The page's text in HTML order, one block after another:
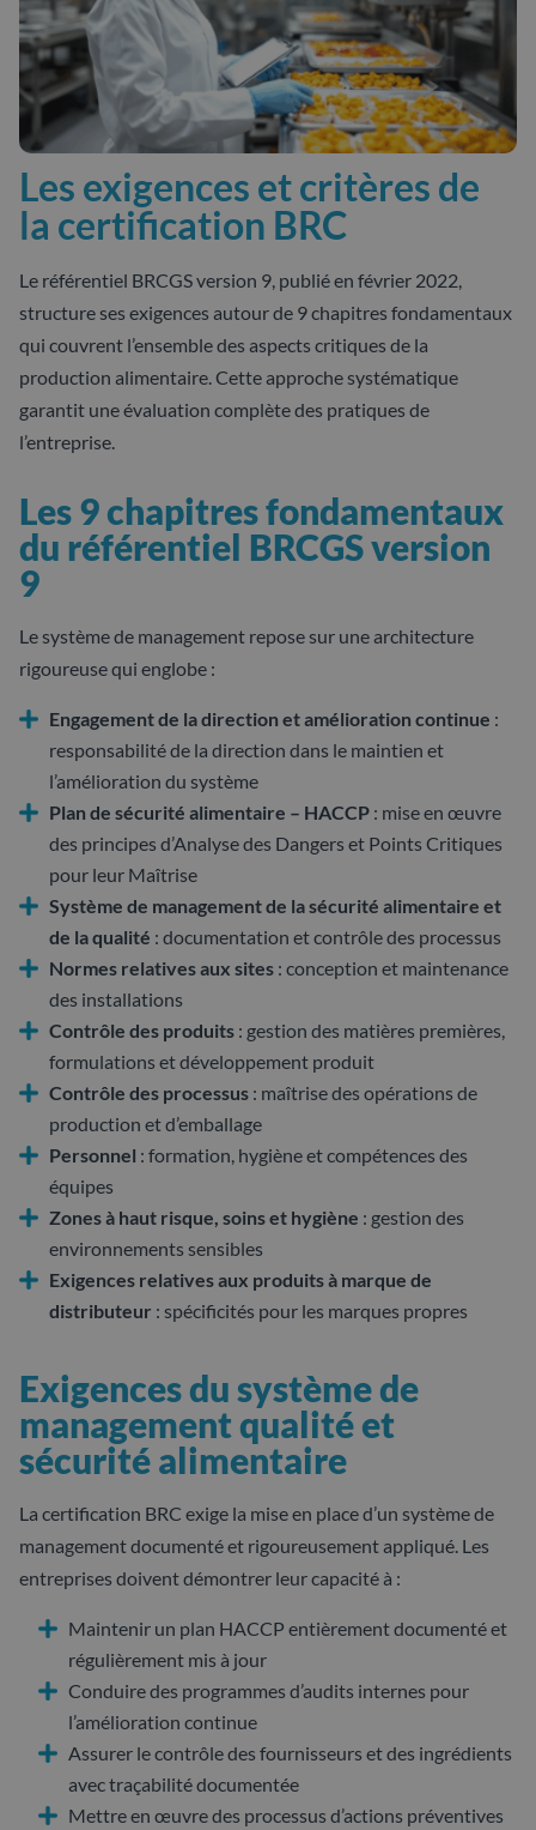
Les exigences et critères de
la certification BRC
Le référentiel BRCGS version 9, publié en février 2022,
structure ses exigences autour de 9 chapitres fondamentaux
qui couvrent l’ensemble des aspects critiques de la
production alimentaire. Cette approche systématique
garantit une évaluation complète des pratiques de
l’entreprise.
Les 9 chapitres fondamentaux
du référentiel BRCGS version
9
Le système de management repose sur une architecture
rigoureuse qui englobe :
Engagement de la direction et amélioration continue :
responsabilité de la direction dans le maintien et
l’amélioration du système
Plan de sécurité alimentaire – HACCP : mise en œuvre
des principes d’Analyse des Dangers et Points Critiques
pour leur Maîtrise
Système de management de la sécurité alimentaire et
de la qualité : documentation et contrôle des processus
Normes relatives aux sites : conception et maintenance
des installations
Contrôle des produits : gestion des matières premières,
formulations et développement produit
Contrôle des processus : maîtrise des opérations de
production et d’emballage
Personnel : formation, hygiène et compétences des
équipes
Zones à haut risque, soins et hygiène : gestion des
environnements sensibles
Exigences relatives aux produits à marque de
distributeur : spécificités pour les marques propres
Exigences du système de
management qualité et
sécurité alimentaire
La certification BRC exige la mise en place d’un système de
management documenté et rigoureusement appliqué. Les
entreprises doivent démontrer leur capacité à :
Maintenir un plan HACCP entièrement documenté et
régulièrement mis à jour
Conduire des programmes d’audits internes pour
l’amélioration continue
Assurer le contrôle des fournisseurs et des ingrédients
avec traçabilité documentée
Mettre en œuvre des processus d’actions préventives